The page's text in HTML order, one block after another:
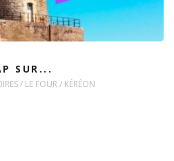
SUR...
/ LE FOUR / KÉRÉON